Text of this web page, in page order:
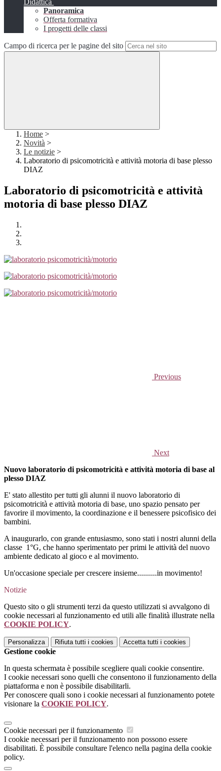
Didattica
Panoramica
Offerta formativa
I progetti delle classi
Campo di ricerca per le pagine del sito
Home >
Novità >
Le notizie >
Laboratorio di psicomotricità e attività motoria di base plesso
DIAZ
Laboratorio di psicomotricità e attività
motoria di base plesso DIAZ
Previous
Next
Nuovo laboratorio di psicomotricità e attività motoria di base al
plesso DIAZ
E' stato allestito per tutti gli alunni il nuovo laboratorio di
psicomotricità e attività motoria di base, uno spazio pensato per
favorire il movimento, la coordinazione e il benessere psicofisico dei
bambini.
A inaugurarlo, con grande entusiasmo, sono stati i nostri alunni della
classe 1°G, che hanno sperimentato per primi le attività del nuovo
ambiente dedicato al gioco e al movimento.
Un'occasione speciale per crescere insieme..........in movimento!
Notizie
Questo sito o gli strumenti terzi da questo utilizzati si avvalgono di
cookie necessari al funzionamento ed utili alle finalità illustrate nella
COOKIE POLICY.
Personalizza Rifiuta tutti i cookies Accetta tutti i cookies
Gestione cookie
In questa schermata è possibile scegliere quali cookie consentire.
I cookie necessari sono quelli che consentono il funzionamento della
piattaforma e non è possibile disabilitarli.
Per conoscere quali sono i cookie necessari al funzionamento potete
visionare la COOKIE POLICY.
Cookie necessari per il funzionamento
I cookie necessari per il funzionamento non possono essere
disabilitati. È possibile consultare l'elenco nella pagina della cookie
policy.